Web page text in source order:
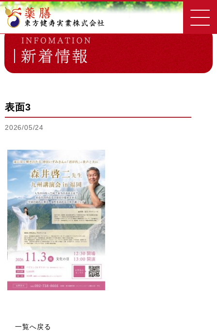
東方健寿実業 新着情報一覧 表面3
表面3
2026/05/24
一覧へ戻る